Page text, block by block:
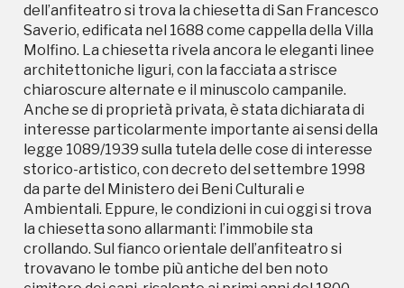
dell’anfiteatro si trova la chiesetta di San Francesco
Saverio, edificata nel 1688 come cappella della Villa
Molfino. La chiesetta rivela ancora le eleganti linee
architettoniche liguri, con la facciata a strisce
chiaroscure alternate e il minuscolo campanile.
Anche se di proprietà privata, è stata dichiarata di
interesse particolarmente importante ai sensi della
legge 1089/1939 sulla tutela delle cose di interesse
storico-artistico, con decreto del settembre 1998
da parte del Ministero dei Beni Culturali e
Ambientali. Eppure, le condizioni in cui oggi si trova
la chiesetta sono allarmanti: l’immobile sta
crollando. Sul fianco orientale dell’anfiteatro si
trovavano le tombe più antiche del ben noto
da parte del Ministero dei Beni Culturali e
Ambientali. Eppure, le condizioni in cui oggi si trova
la chiesetta sono allarmanti: l’immobile sta
crollando. Sul fianco orientale dell’anfiteatro si
trovavano le tombe più antiche del ben noto
cimitero dei cani, risalente ai primi anni del 1800,
che i Molfino vollero racchiudessero i resti dei loro
fedelissimi e sulle cui lapidi potessero leggersi le
epigrafi loro dedicate: molte di queste antiche
memorie sono andate perdute in seguito
all’apertura di una strada. Al di sotto di questa strada,
fino ad una piccola sorgente e ai ruderi di una
vecchia foresteria, si trovano le tombe più recenti,
con le memorie non solo di cani, ma anche di altri